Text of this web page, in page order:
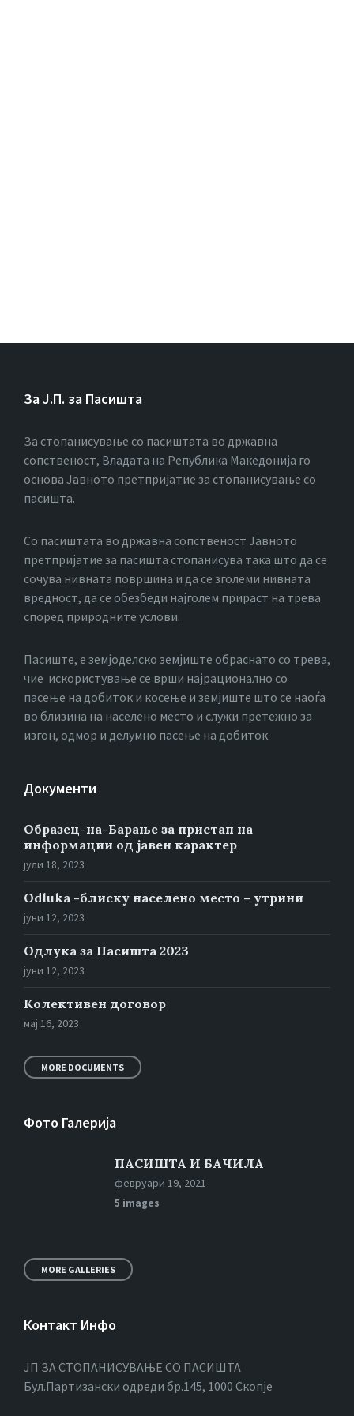
За Ј.П. за Пасишта
За стопанисување со пасиштата во државна
сопственост, Владата на Република Македонија го
основа Јавното претпријатие за стопанисување со
пасишта.
Co пасиштата во државна сопственост Јавното
претпријатие за пасишта стопанисува така што да се
сочува нивната површина и да се зголеми нивната
вредност, да се обезбеди најголем прираст на трева
според природните услови.
Пасиште, е земјоделско земјиште обраснато со трева,
чие искористување се врши најрационално со
пасење на добиток и косење и земјиште што се наоѓа
во близина на населено место и служи претежно за
изгон, одмор и делумно пасење на добиток.
Документи
Образец-на-Барање за пристап на
информации од јавен карактер
јули 18, 2023
Odluka -блиску населено место – утрини
јуни 12, 2023
Oдлука за Пасишта 2023
јуни 12, 2023
Колективен договор
мај 16, 2023
MORE DOCUMENTS
Фото Галерија
ПАСИШТА И БАЧИЛА
февруари 19, 2021
5 images
MORE GALLERIES
Контакт Инфо
ЈП ЗА СТОПАНИСУВАЊЕ СО ПАСИШТА
Бул.Партизански oдреди бр.145, 1000 Скопје